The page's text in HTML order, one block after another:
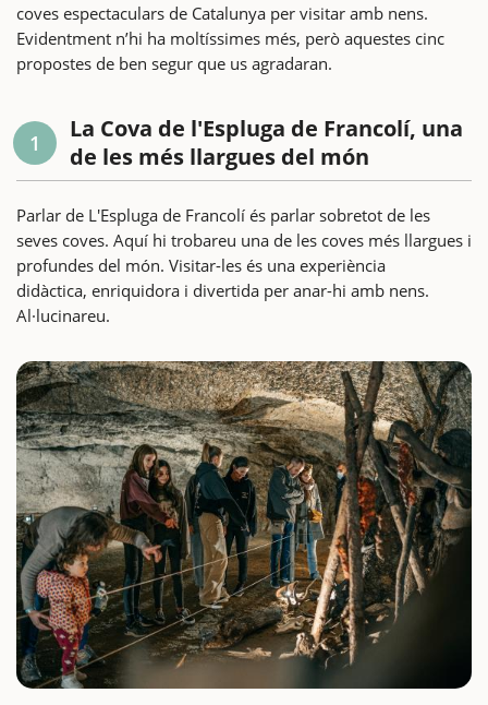
coves espectaculars de Catalunya per visitar amb nens.
Evidentment n’hi ha moltíssimes més, però aquestes cinc
propostes de ben segur que us agradaran.
1
La Cova de l'Espluga de Francolí, una
de les més llargues del món
Parlar de L'Espluga de Francolí és parlar sobretot de les
seves coves. Aquí hi trobareu una de les coves més llargues i
profundes del món. Visitar-les és una experiència
didàctica, enriquidora i divertida per anar-hi amb nens.
Al·lucinareu.